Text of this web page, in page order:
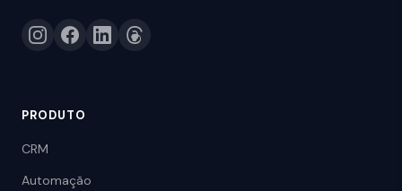
PRODUTO
CRM
Automação